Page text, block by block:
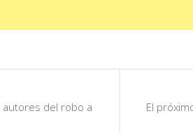
El
autores del robo a